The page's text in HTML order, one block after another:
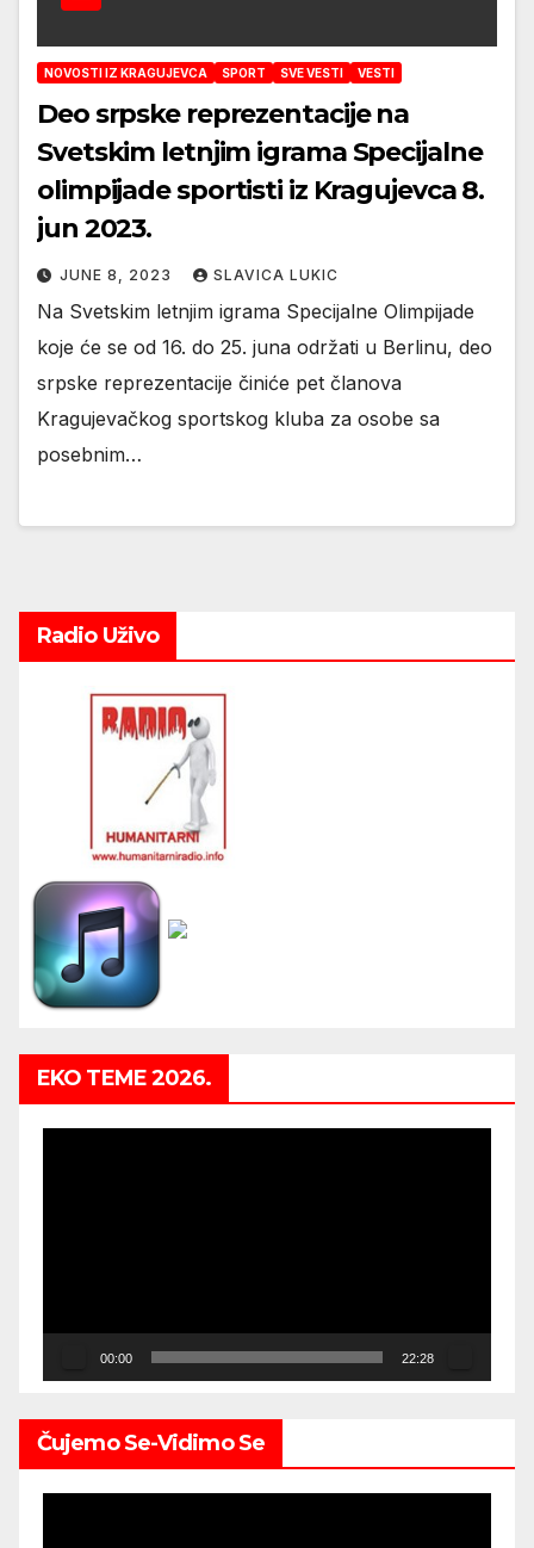
NOVOSTI IZ KRAGUJEVCA SPORT SVE VESTI VESTI
Deo srpske reprezentacije na
Svetskim letnjim igrama Specijalne
olimpijade sportisti iz Kragujevca 8.
jun 2023.
JUNE 8, 2023 SLAVICA LUKIC
Na Svetskim letnjim igrama Specijalne Olimpijade
koje će se od 16. do 25. juna održati u Berlinu, deo
srpske reprezentacije činiće pet članova
Kragujevačkog sportskog kluba za osobe sa
posebnim…
Radio Uživo
EKO TEME 2026.
00:00 22:28
Čujemo Se-Vidimo Se